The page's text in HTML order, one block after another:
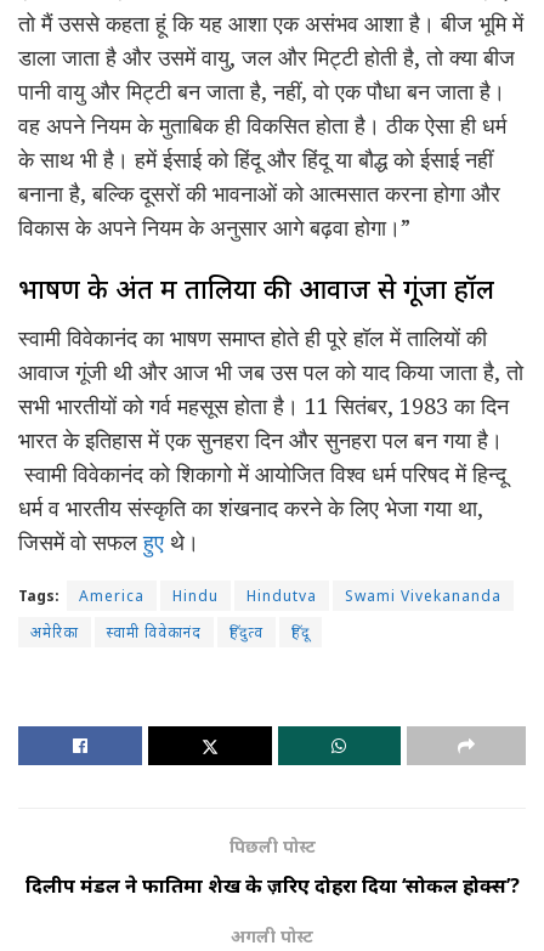
तो मैं उससे कहता हूं कि यह आशा एक असंभव आशा है। बीज भूमि में
डाला जाता है और उसमें वायु, जल और मिट्टी होती है, तो क्या बीज
पानी वायु और मिट्टी बन जाता है, नहीं, वो एक पौधा बन जाता है।
वह अपने नियम के मुताबिक ही विकसित होता है। ठीक ऐसा ही धर्म
के साथ भी है। हमें ईसाई को हिंदू और हिंदू या बौद्ध को ईसाई नहीं
बनाना है, बल्कि दूसरों की भावनाओं को आत्मसात करना होगा और
विकास के अपने नियम के अनुसार आगे बढ़वा होगा।”
भाषण के अंत में तालियों की आवाज से गूंजा हॉल
स्वामी विवेकानंद का भाषण समाप्त होते ही पूरे हॉल में तालियों की
आवाज गूंजी थी और आज भी जब उस पल को याद किया जाता है, तो
सभी भारतीयों को गर्व महसूस होता है। 11 सितंबर, 1983 का दिन
भारत के इतिहास में एक सुनहरा दिन और सुनहरा पल बन गया है।
स्वामी विवेकानंद को शिकागो में आयोजित विश्व धर्म परिषद में हिन्दू
धर्म व भारतीय संस्कृति का शंखनाद करने के लिए भेजा गया था,
जिसमें वो सफलहुए थे।
Tags: America Hindu Hindutva
Swami Vivekananda
अमेरिका
स्वामी विवेकानंद हिंदुत्व हिंदू
पिछली पोस्ट
दिलीप मंडल ने फातिमा शेख के ज़रिए दोहरा दिया ‘सोकल होक्स’?
अगली पोस्ट